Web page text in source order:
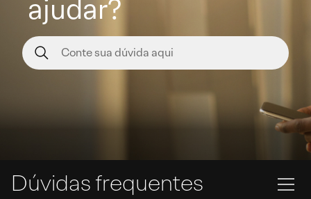
ajudar?
Dúvidas frequentes